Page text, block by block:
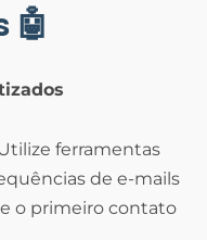
🤖
ferramentas
de e-mails
o primeiro contato